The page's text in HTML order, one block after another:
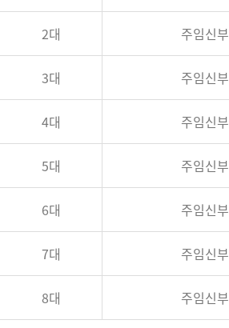
2대 주임신부
3대 주임신부
4대 주임신부
5대 주임신부
6대 주임신부
7대 주임신부
8대 주임신부